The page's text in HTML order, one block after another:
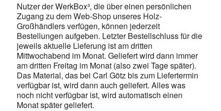
Nutzer der WerkBox³, die über einen persönlichen
Zugang zu dem Web-Shop unseres Holz-
Großhändlers verfügen, können jederzeit
Bestellungen aufgeben. Letzter Bestellschluss für die
jeweils aktuelle Lieferung ist am dritten
Mittwochabend im Monat. Geliefert wird dann immer
am dritten Freitag im Monat (also zwei Tage später).
Das Material, das bei Carl Götz bis zum Liefertermin
verfügbar ist, wird dann auch geliefert. Alles was
noch nicht verfügbar ist, wird automatisch einen
Monat später geliefert.